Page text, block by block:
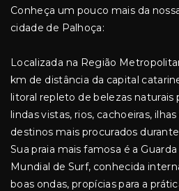
Conheça um pouco mais da
cidade de Palhoça:
Localizada na Região
km de distância da capital
litoral repleto de belezas naturais
lindas vistas, rios, cachoeiras,
destinos mais procurados
Sua praia mais famosa é a
Mundial de Surf, conhecida
boas ondas, propícias para a